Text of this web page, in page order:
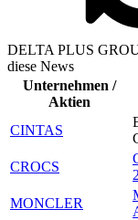
DELTA PLUS
diese News
Unternehmen /
Aktien
CINTAS
CROCS
MONCLER